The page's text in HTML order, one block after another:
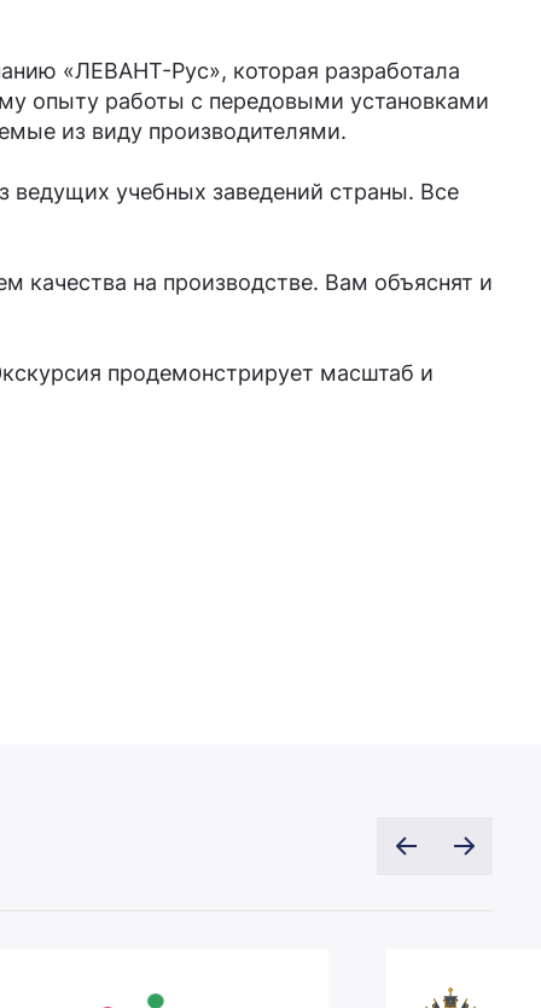
«ЛЕВАНТ-Рус», которая разработала
опыту работы с передовыми установками
из виду производителями.
ведущих учебных заведений страны. Все
качества на производстве. Вам объяснят и
продемонстрирует масштаб и